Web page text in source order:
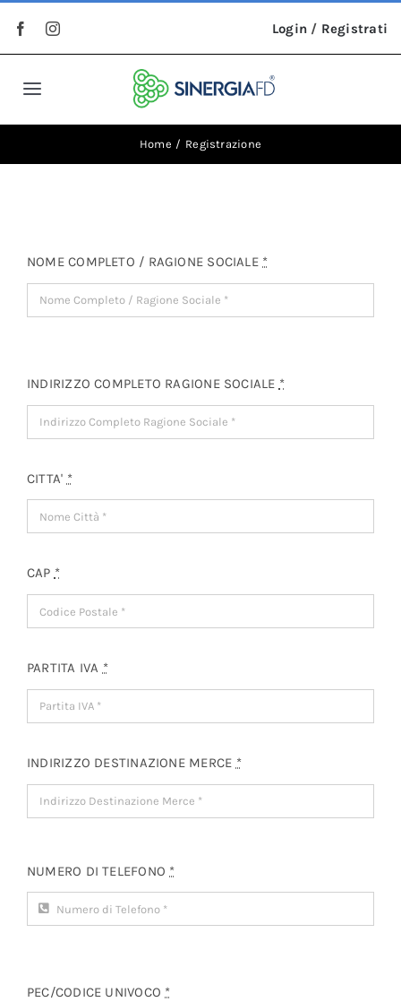
Login / Registrati
Toggle
Navigation
I Nostri Brand
Prodotti
Contatti
Sostenibilità
Home Registrazione
NOME COMPLETO / RAGIONE SOCIALE *
INDIRIZZO COMPLETO RAGIONE SOCIALE *
CITTA' *
CAP *
PARTITA IVA *
INDIRIZZO DESTINAZIONE MERCE *
NUMERO DI TELEFONO *
PEC/CODICE UNIVOCO *